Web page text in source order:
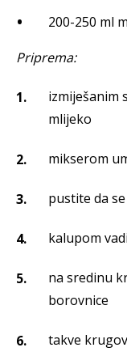
200-250 ml
Priprema:
izmiješanim
mlijeko
mikserom
pustite da
kalupom
na sredinu
borovnice
takve